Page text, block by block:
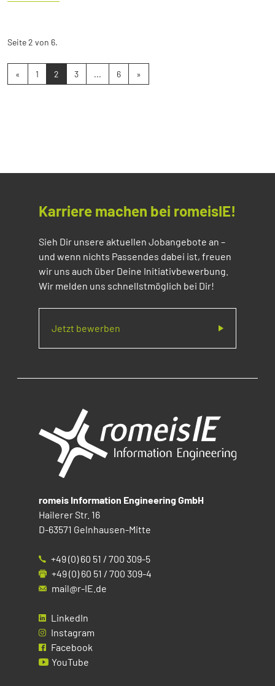
Seite 2 von 6.
« 1 2 3 ... 6 »
Karriere machen bei romeisIE!
Sieh Dir unsere aktuellen Jobangebote an –
und wenn nichts Passendes dabei ist, freuen
wir uns auch über Deine Initiativbewerbung.
Wir melden uns schnellstmöglich bei Dir!
Jetzt bewerben
romeis Information Engineering GmbH
Hailerer Str. 16
D-63571 Gelnhausen-Mitte
+49 (0) 60 51 / 700 309-5
+49 (0) 60 51 / 700 309-4
mail@r-IE.de
LinkedIn
Instagram
Facebook
YouTube